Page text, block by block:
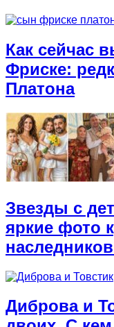
Как сейчас
Фриске:
Платона
Звезды с
яркие фото
Диброва и